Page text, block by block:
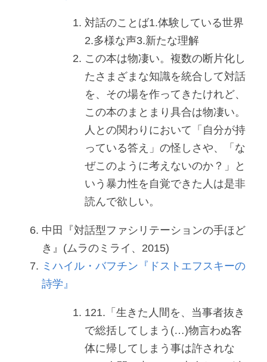
対話のことば1.体験している世界
2.多様な声3.新たな理解
この本は物凄い。複数の断片化し
たさまざまな知識を統合して対話
を、その場を作ってきたけれど、
この本のまとまり具合は物凄い。
人との関わりにおいて「自分が持
っている答え」の怪しさや、「な
ぜこのように考えないのか？」と
いう暴力性を自覚できた人は是非
読んで欲しい。
中田『対話型ファシリテーションの手ほど
き』(ムラのミライ、2015)
ミハイル・バフチン『ドストエフスキーの
詩学』
121.「生きた人間を、当事者抜き
で総括してしまう(…)物言わぬ客
体に帰してしまう事は許されな